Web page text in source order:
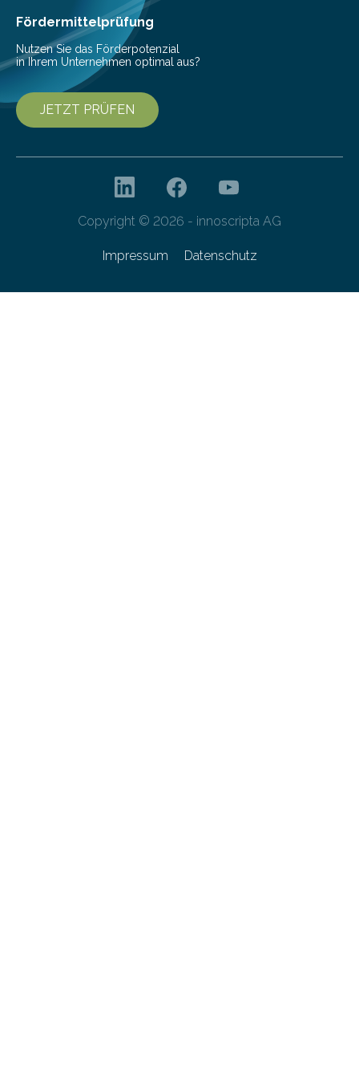
bis 16:00 Uhr, ein virtuelles Partnering Event zum
Forschungsprogramm „Datenrekonstruktion…
Fördermittelprüfung
Nutzen Sie das Förderpotenzial
in Ihrem Unternehmen optimal aus?
JETZT PRÜFEN
Copyright © 2026 - innoscripta AG
Impressum Datenschutz